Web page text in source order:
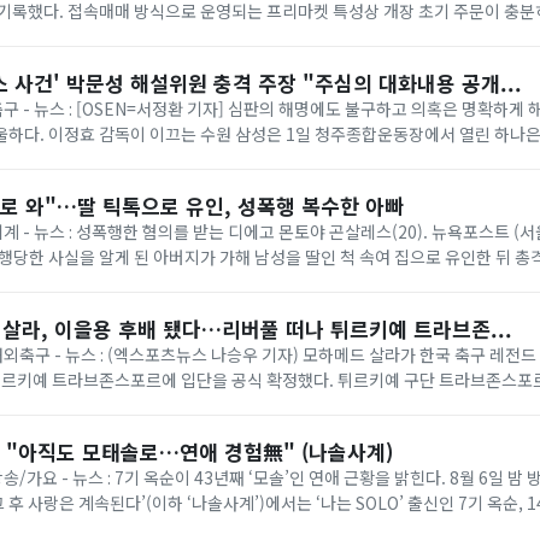
록했다. 접속매매 방식으로 운영되는 프리마켓 특성상 개장 초기 주문이 충
사건' 박문성 해설위원 충격 주장 "주심의 대화내용 공개...
- 뉴스 : [OSEN=서정환 기자] 심판의 해명에도 불구하고 의혹은 명확하게
하다. 이정효 감독이 이끄는 수원 삼성은 1일 청주종합운동장에서 열린 하나
와"…딸 틱톡으로 유인, 성폭행 복수한 아빠
- 뉴스 : 성폭행한 혐의를 받는 디에고 몬토야 곤살레스(20). 뉴욕포스트 (
당한 사실을 알게 된 아버지가 가해 남성을 딸인 척 속여 집으로 유인한 뒤 총
라, 이을용 후배 됐다…리버풀 떠나 튀르키예 트라브존...
축구 - 뉴스 : (엑스포츠뉴스 나승우 기자) 모하메드 살라가 한국 축구 레전
키예 트라브존스포르에 입단을 공식 확정했다. 튀르키예 구단 트라브존스
아직도 모태솔로…연애 경험無" (나솔사계)
/가요 - 뉴스 : 7기 옥순이 43년째 ‘모솔’인 연애 근황을 밝힌다. 8월 6일 밤
후 사랑은 계속된다’(이하 ‘나솔사계’)에서는 ‘나는 SOLO’ 출신인 7기 옥순,